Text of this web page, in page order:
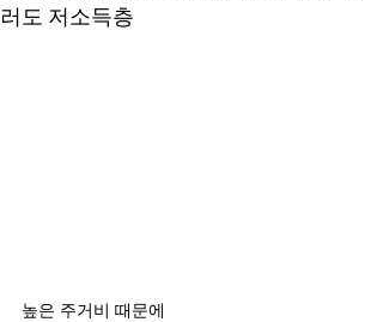
러도 저소득층
높은 주거비 때문에